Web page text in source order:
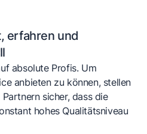
erfahren und
absolute Profis. Um
anbieten zu können, stellen
sicher, dass die
hohes Qualitätsniveau